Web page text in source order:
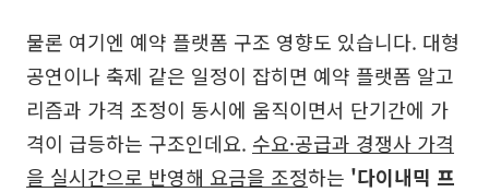
물론 여기엔 예약 플랫폼 구조 영향도 있습니다. 대형
공연이나 축제 같은 일정이 잡히면 예약 플랫폼 알고
리즘과 가격 조정이 동시에 움직이면서 단기간에 가
격이 급등하는 구조인데요. 수요·공급과 경쟁사 가격
을 실시간으로 반영해 요금을 조정하는 '다이내믹 프